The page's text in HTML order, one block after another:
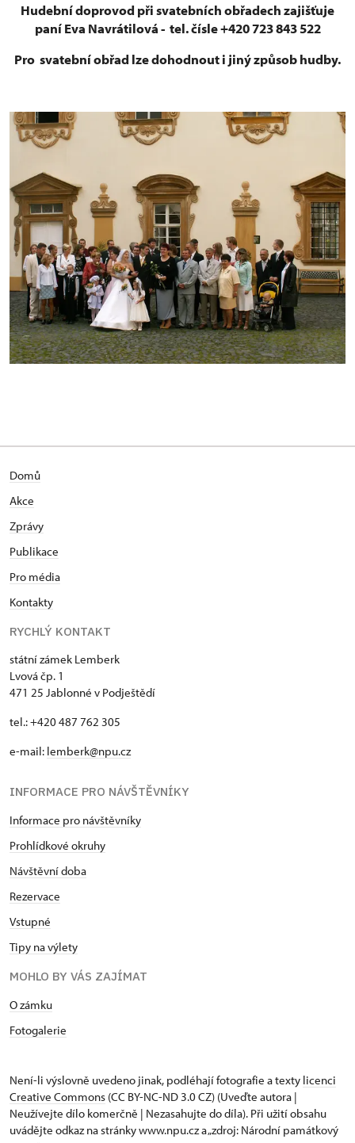
Hudební doprovod při svatebních obřadech zajišťuje
paní Eva Navrátilová - tel. čísle +420 723 843 522
Pro svatební obřad lze dohodnout i jiný způsob hudby.
Domů
Akce
Zprávy
Publikace
Pro média
Kontakty
RYCHLÝ KONTAKT
státní zámek Lemberk
Lvová čp. 1
471 25 Jablonné v Podještědí
tel.: +420 487 762 305
e-mail: lemberk@npu.cz
INFORMACE PRO NÁVŠTĚVNÍKY
Informace pro návštěvníky
Prohlídkové okruhy
Návštěvní doba
Rezervace
Vstupné
Tipy na výlety
MOHLO BY VÁS ZAJÍMAT
O zámku
Fotogalerie
Není-li výslovně uvedeno jinak, podléhají fotografie a texty licenci
Creative Commons (CC BY-NC-ND 3.0 CZ) (Uveďte autora |
Neužívejte dílo komerčně | Nezasahujte do díla). Při užití obsahu
uvádějte odkaz na stránky www.npu.cz a „zdroj: Národní památkový